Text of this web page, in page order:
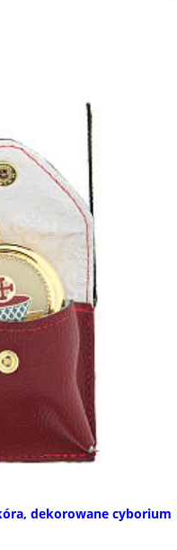
dekorowane cyborium